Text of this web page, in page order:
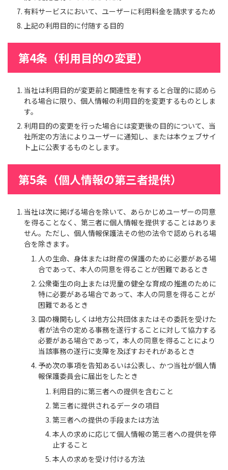
有料サービスにおいて、ユーザーに利用料金を請求するため
上記の利用目的に付随する目的
第4条（利用目的の変更）
当社は利用目的が変更前と関連性を有すると合理的に認めら
れる場合に限り、個人情報の利用目的を変更するものとしま
す。
利用目的の変更を行った場合には変更後の目的について、当
社所定の方法によりユーザーに通知し、または本ウェブサイ
ト上に公表するものとします。
第5条（個人情報の第三者提供）
当社は次に掲げる場合を除いて、あらかじめユーザーの同意
を得ることなく、第三者に個人情報を提供することはありま
せん。ただし、個人情報保護法その他の法令で認められる場
合を除きます。
人の生命、身体または財産の保護のために必要がある場
合であって、本人の同意を得ることが困難であるとき
公衆衛生の向上または児童の健全な育成の推進のために
特に必要がある場合であって、本人の同意を得ることが
困難であるとき
国の機関もしくは地方公共団体またはその委託を受けた
者が法令の定める事務を遂行することに対して協力する
必要がある場合であって，本人の同意を得ることにより
当該事務の遂行に支障を及ぼすおそれがあるとき
予め次の事項を告知あるいは公表し、かつ当社が個人情
報保護委員会に届出をしたとき
利用目的に第三者への提供を含むこと
第三者に提供されるデータの項目
第三者への提供の手段または方法
本人の求めに応じて個人情報の第三者への提供を停
止すること
本人の求めを受け付ける方法